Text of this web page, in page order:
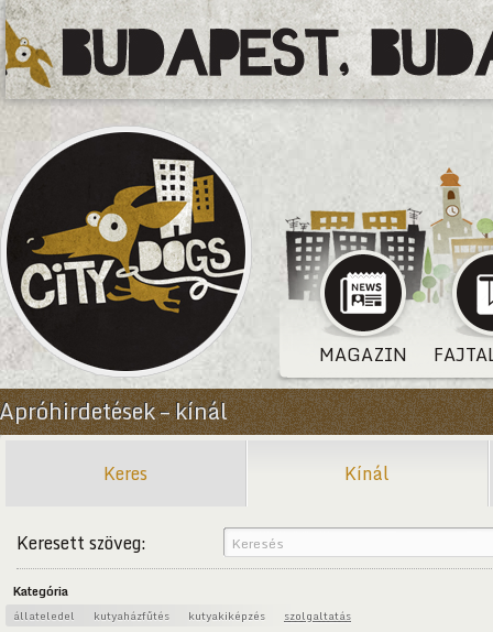
MAGAZIN
Apróhirdetések – kínál
Keres Kínál
Keresett szöveg:
Kategória
állateledel kutyaházfűtés kutyakiképzés szolgaltatás